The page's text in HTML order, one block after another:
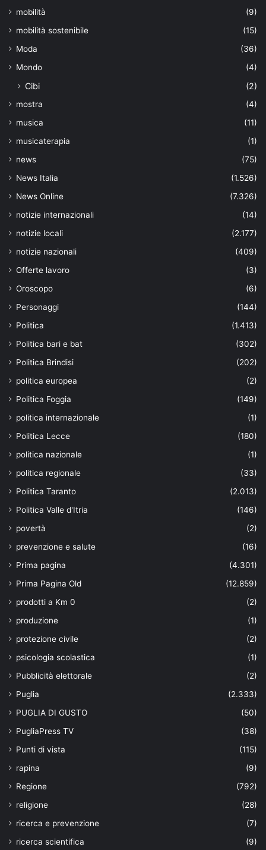
mobilità
(9)
mobilità sostenibile
(15)
Moda
(36)
Mondo
(4)
Cibi (2)
mostra
(4)
musica
(11)
musicaterapia
(1)
news
(75)
News Italia
(1.526)
News Online
(7.326)
notizie internazionali
(14)
notizie locali
(2.177)
notizie nazionali
(409)
Offerte lavoro
(3)
Oroscopo
(6)
Personaggi
(144)
Politica
(1.413)
Politica bari e bat
(302)
Politica Brindisi
(202)
politica europea
(2)
Politica Foggia
(149)
politica internazionale
(1)
Politica Lecce
(180)
politica nazionale
(1)
politica regionale
(33)
Politica Taranto
(2.013)
Politica Valle d'Itria
(146)
povertà
(2)
prevenzione e salute
(16)
Prima pagina
(4.301)
Prima Pagina Old
(12.859)
prodotti a Km 0
(2)
produzione
(1)
protezione civile
(2)
psicologia scolastica
(1)
Pubblicità elettorale
(2)
Puglia
(2.333)
PUGLIA DI GUSTO
(50)
PugliaPress TV
(38)
Punti di vista
(115)
rapina
(9)
Regione
(792)
religione
(28)
ricerca e prevenzione
(7)
ricerca scientifica
(9)